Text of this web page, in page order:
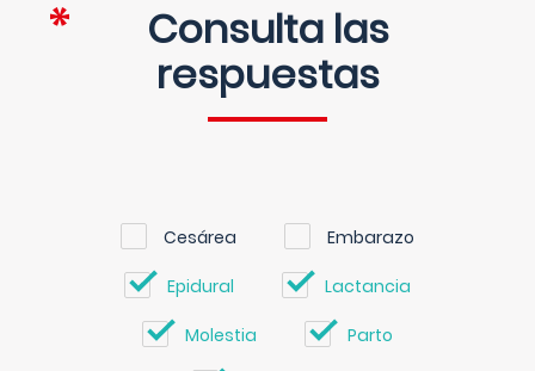
Consulta las
respuestas
Cesárea Embarazo
Epidural Lactancia
Molestia Parto